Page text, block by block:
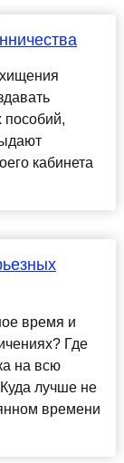
кабинета
время и
Где
на всю
лучше не
времени